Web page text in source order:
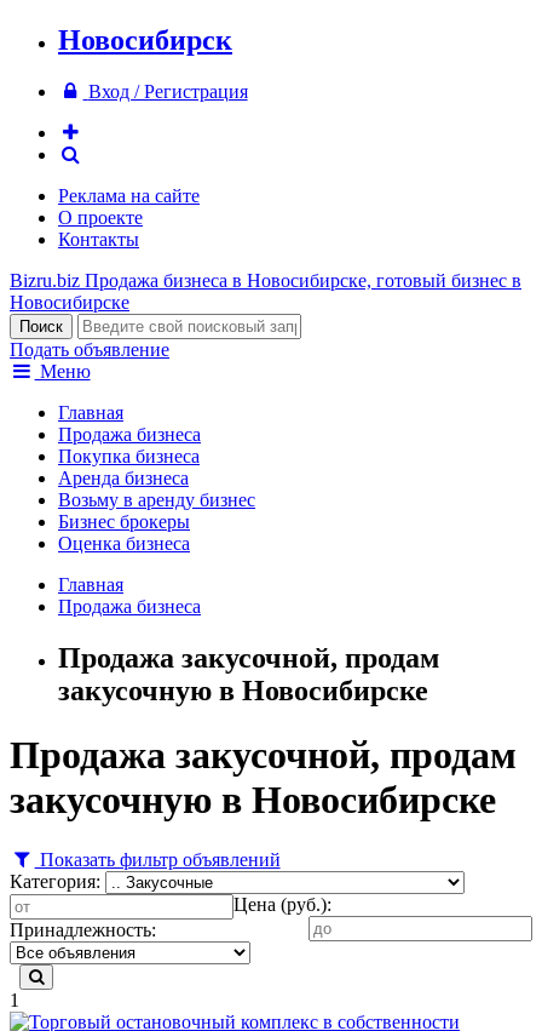
Новосибирск
Вход / Регистрация
Реклама на сайте
О проекте
Контакты
Bizru.biz Продажа бизнеса в Новосибирске, готовый бизнес в
Новосибирске
Подать объявление
Меню
Главная
Продажа бизнеса
Покупка бизнеса
Аренда бизнеса
Возьму в аренду бизнес
Бизнес брокеры
Оценка бизнеса
Главная
Продажа бизнеса
Продажа закусочной, продам
закусочную в Новосибирске
Продажа закусочной, продам
закусочную в Новосибирске
Показать фильтр объявлений
Категория:
Цена (руб.):
Принадлежность:
1